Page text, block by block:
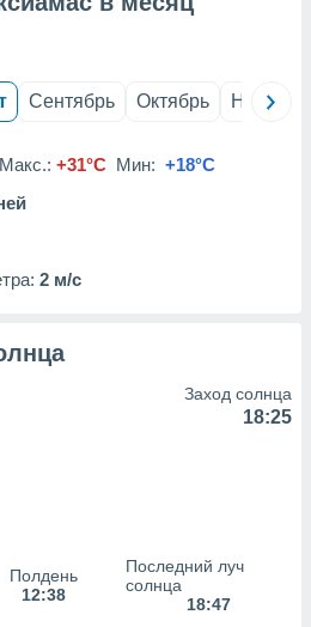
Сентябрь Октябрь Ноябрь
Макс.: +31°C Мин: +18°C
2 м/с
Заход солнца
18:25
Полдень
12:38
Последний луч
солнца
18:47